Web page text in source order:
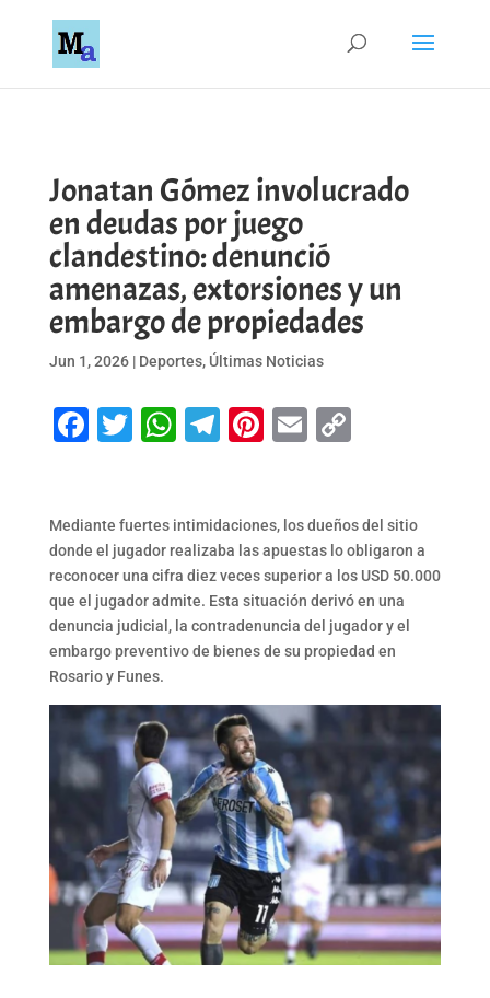
Jonatan Gómez involucrado
en deudas por juego
clandestino: denunció
amenazas, extorsiones y un
embargo de propiedades
Jun 1, 2026| Deportes, Últimas Noticias
Facebook
Twitter
WhatsApp
Telegram
Pinterest
EmailCopy
Mediante fuertes intimidaciones, los dueños del sitio
donde el jugador realizaba las apuestas lo obligaron a
reconocer una cifra diez veces superior a los USD 50.000
que el jugador admite. Esta situación derivó en una
denuncia judicial, la contradenuncia del jugador y el
embargo preventivo de bienes de su propiedad en
Rosario y Funes.